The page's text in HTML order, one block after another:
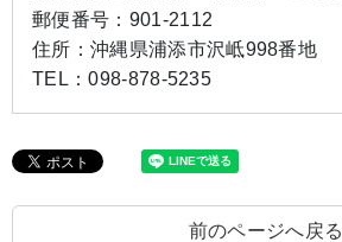
郵便番号： 901-2112
住所： 沖縄県浦添市沢岻998番地
TEL：098-878-5235
前のページへ戻る